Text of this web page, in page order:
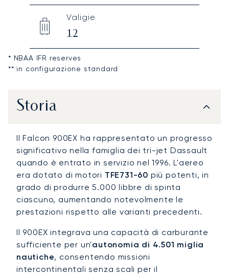
Valigie
12
* NBAA IFR reserves
** in configurazione standard
Storia
Il Falcon 900EX ha rappresentato un progresso
significativo nella famiglia dei tri-jet Dassault
quando è entrato in servizio nel 1996. L'aereo
era dotato di motori TFE731-60 più potenti, in
grado di produrre 5.000 libbre di spinta
ciascuno, aumentando notevolmente le
prestazioni rispetto alle varianti precedenti.
Il 900EX integrava una capacità di carburante
sufficiente per un'autonomia di 4.501 miglia
nautiche, consentendo missioni
intercontinentali senza scali per il